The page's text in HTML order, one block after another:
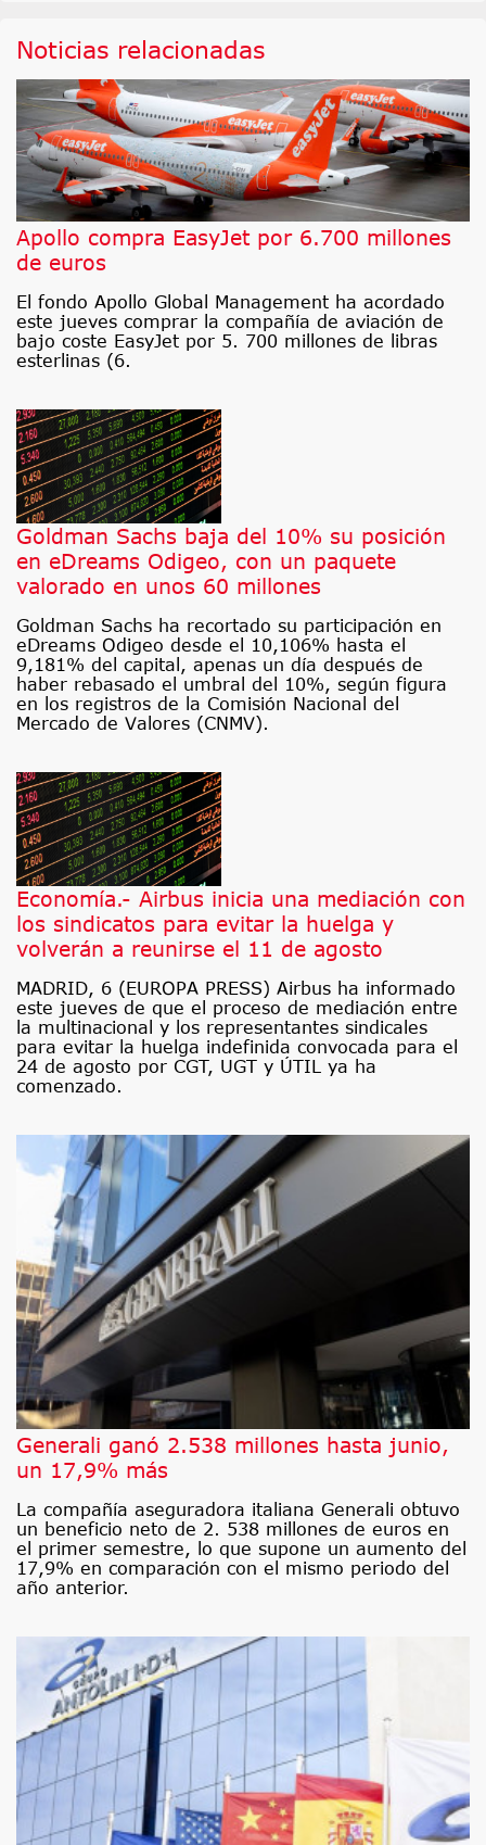
Noticias relacionadas
Apollo compra EasyJet por 6.700 millones
de euros
El fondo Apollo Global Management ha acordado
este jueves comprar la compañía de aviación de
bajo coste EasyJet por 5. 700 millones de libras
esterlinas (6.
Goldman Sachs baja del 10% su posición
en eDreams Odigeo, con un paquete
valorado en unos 60 millones
Goldman Sachs ha recortado su participación en
eDreams Odigeo desde el 10,106% hasta el
9,181% del capital, apenas un día después de
haber rebasado el umbral del 10%, según figura
en los registros de la Comisión Nacional del
Mercado de Valores (CNMV).
Economía.- Airbus inicia una mediación con
los sindicatos para evitar la huelga y
volverán a reunirse el 11 de agosto
MADRID, 6 (EUROPA PRESS) Airbus ha informado
este jueves de que el proceso de mediación entre
la multinacional y los representantes sindicales
para evitar la huelga indefinida convocada para el
24 de agosto por CGT, UGT y ÚTIL ya ha
comenzado.
Generali ganó 2.538 millones hasta junio,
un 17,9% más
La compañía aseguradora italiana Generali obtuvo
un beneficio neto de 2. 538 millones de euros en
el primer semestre, lo que supone un aumento del
17,9% en comparación con el mismo periodo del
año anterior.